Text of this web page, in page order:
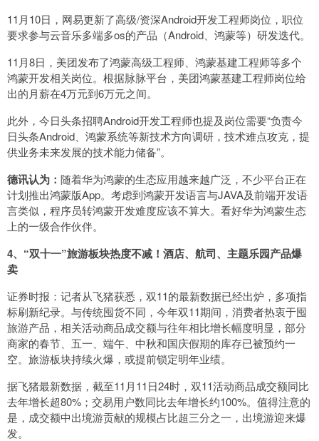
11月10日，网易更新了高级/资深Android开发工程师岗位，职位
要求参与云音乐多端多os的产品（Android、鸿蒙等）研发迭代。
11月8日，美团发布了鸿蒙高级工程师、鸿蒙基建工程师等多个
鸿蒙开发相关岗位。根据脉脉平台，美团鸿蒙基建工程师岗位给
出的月薪在4万元到6万元之间。
此外，今日头条招聘Android开发工程师也提及岗位需要“负责今
日头条Android、鸿蒙系统等新技术方向调研，技术难点攻克，提
供业务未来发展的技术能力储备”。
德讯认为 ： 随着华为鸿蒙的生态应用越来越广泛，不少平台正在
计划推出鸿蒙版App。考虑到鸿蒙开发语言与JAVA及前端开发语
言类似，程序员转鸿蒙开发难度应该不算大。看好华为鸿蒙生态
上的一级合作伙伴。
4、“双十一”旅游板块热度不减！酒店、航司、主题乐园产品爆
卖
证券时报：记者从飞猪获悉，双11的最新数据已经出炉，多项指
标刷新纪录。与传统囤货不同，今年双11期间，消费者热衷于囤
旅游产品，相关活动商品成交额与往年相比增长幅度明显，部分
商家的春节、五一、端午、中秋和国庆假期的库存已被预约一
空。旅游板块持续火爆，或提前锁定明年业绩。
据飞猪最新数据，截至11月11日24时，双11活动商品成交额同比
去年增长超80%；交易用户数同比去年增长约100%。值得注意的
是，成交额中出境游贡献的规模占比超三分之一，出境游迎来爆
发。